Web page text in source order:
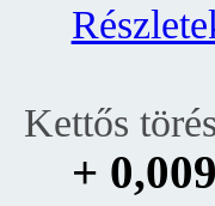
Kettős
+ 0,009